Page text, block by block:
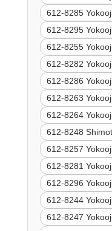
612-8285
612-8295
612-8255
612-8282
612-8286
612-8263
612-8264
612-8248
612-8257
612-8281
612-8296
612-8244
612-8247